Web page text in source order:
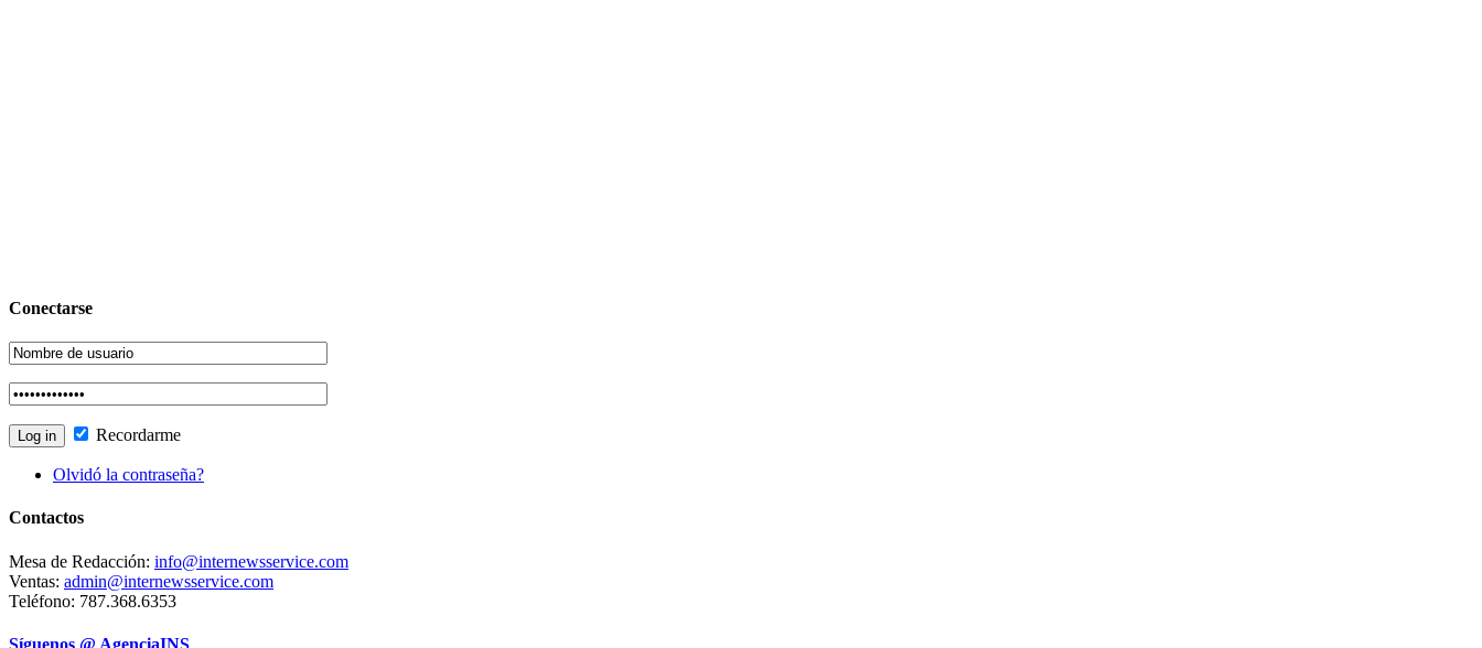
Conectarse
Recordarme
Olvidó la contraseña?
Contactos
Mesa de Redacción: info@internewsservice.com
Ventas: admin@internewsservice.com
Teléfono: 787.368.6353
Síguenos @ AgenciaINS